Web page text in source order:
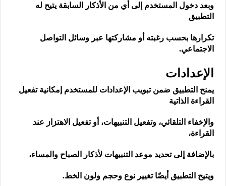
وبعد دخول المستخدم إلى أي من الأذكار السابقة يتيح له
التطبيق
تكرارها بحسب رغبته أو مشاركتها عبر وسائل التواصل
الاجتماعي.
الإعدادات
يمنح التطبيق ضمن تبويب الإعدادات للمستخدم إمكانية تفعيل
القراءة الذاتية
والإخفاء التلقائي، وتفعيل التنبيهات، أو تفعيل الاهتزاز عند
القراءة،
بالإضافة إلى تحديد موعد التنبيهات لأذكار الصباح والمساء،
ويتيح التطبيق أيضًا تغيير نوع وحجم ولون الخط.